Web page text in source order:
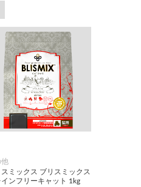
他
スミックス ブリスミックス
インフリーキャット 1kg